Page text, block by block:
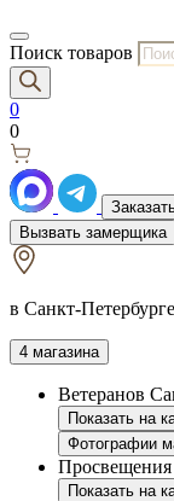
Поиск товаров
0
0
Вызвать замерщика
в Санкт-Петербурге
4 магазина
Ветеранов
Показать на
Фотографии
Просвещения
Показать на